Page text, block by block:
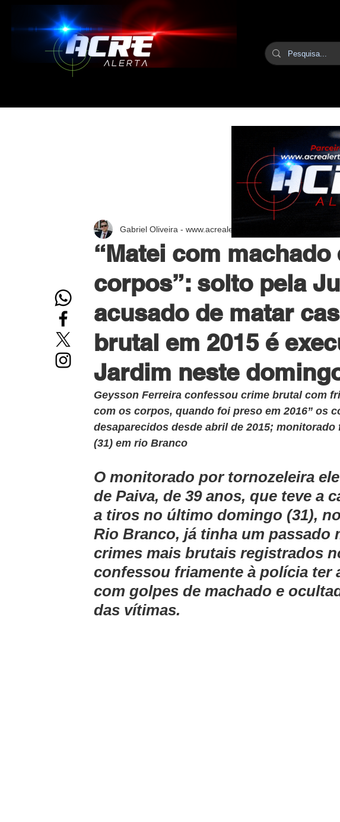
“Matei com
corpos”: solto pela
acusado de matar
brutal em 2015 é
Jardim neste
Gabriel Oliveira - www.acrealerta.com.br 1 de jun. 2 min
Geysson Ferreira confessou crime brutal com
com os corpos, quando foi preso em 2016” os
desaparecidos desde abril de 2015;
(31) em rio Branco
O monitorado por tornozeleira
de Paiva, de 39 anos, que teve a
a tiros no último domingo (31),
Rio Branco, já tinha um passado
crimes mais brutais registrados
confessou friamente à polícia ter
com golpes de machado e
das vítimas.